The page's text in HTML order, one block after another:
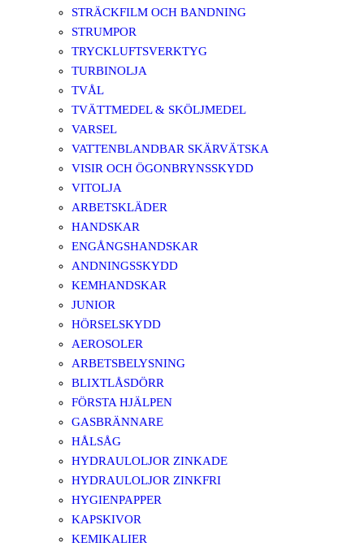
STRÄCKFILM OCH BANDNING
STRUMPOR
TRYCKLUFTSVERKTYG
TURBINOLJA
TVÅL
TVÄTTMEDEL & SKÖLJMEDEL
VARSEL
VATTENBLANDBAR SKÄRVÄTSKA
VISIR OCH ÖGONBRYNSSKYDD
VITOLJA
ARBETSKLÄDER
HANDSKAR
ENGÅNGSHANDSKAR
ANDNINGSSKYDD
KEMHANDSKAR
JUNIOR
HÖRSELSKYDD
AEROSOLER
ARBETSBELYSNING
BLIXTLÅSDÖRR
FÖRSTA HJÄLPEN
GASBRÄNNARE
HÅLSÅG
HYDRAULOLJOR ZINKADE
HYDRAULOLJOR ZINKFRI
HYGIENPAPPER
KAPSKIVOR
KEMIKALIER